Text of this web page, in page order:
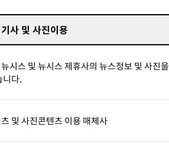
기사 및 사진이용
시스 및 뉴시스 제휴사의 뉴스정보 및 사진을
니다.
및 사진콘텐츠 이용 매체사